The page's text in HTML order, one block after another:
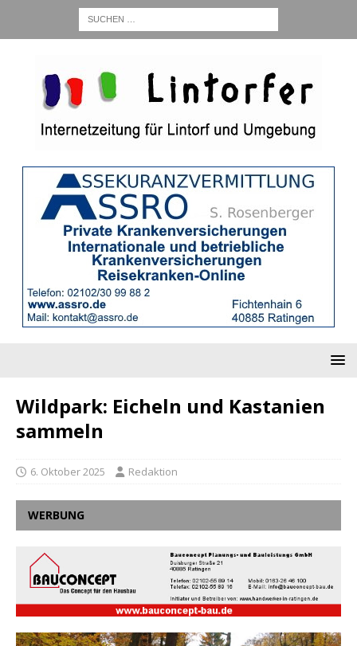
Wildpark: Eicheln und Kastanien
sammeln
6. Oktober 2025 Redaktion
WERBUNG